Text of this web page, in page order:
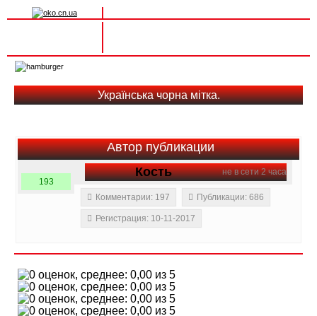
navigation
Українська чорна мітка.
Автор публикации
не в сети 2 часа
Кость
193
Комментарии: 197
Публикации: 686
Регистрация: 10-11-2017